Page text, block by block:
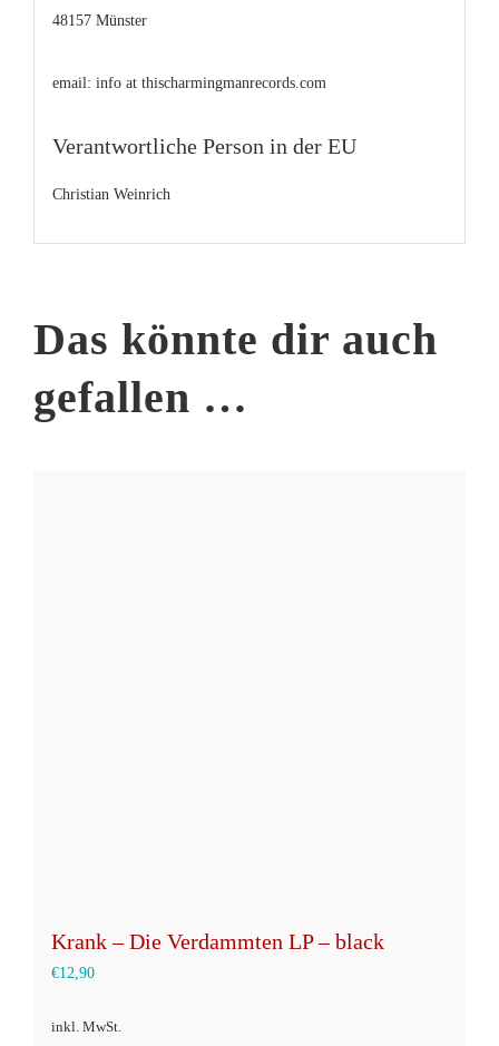
48157 Münster
email: info at thischarmingmanrecords.com
Verantwortliche Person in der EU
Christian Weinrich
Das könnte dir auch
gefallen …
Krank – Die Verdammten LP – black
€12,90
inkl. MwSt.